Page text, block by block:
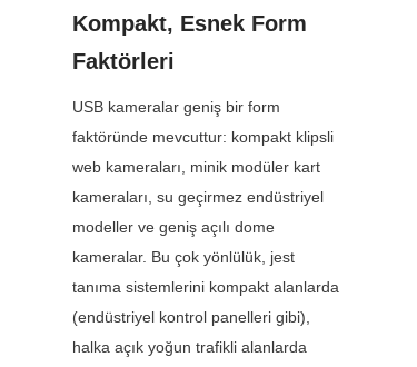
Kompakt, Esnek Form
Faktörleri
USB kameralar geniş bir form
faktöründe mevcuttur: kompakt klipsli
web kameraları, minik modüler kart
kameraları, su geçirmez endüstriyel
modeller ve geniş açılı dome
kameralar. Bu çok yönlülük, jest
tanıma sistemlerini kompakt alanlarda
(endüstriyel kontrol panelleri gibi),
halka açık yoğun trafikli alanlarda